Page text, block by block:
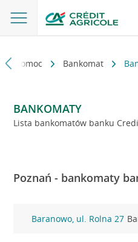
i pomoc Bankomat
BANKOMATY
Lista bankomatów banku
Poznań - bankomaty
Baranowo, ul. Rolna 27